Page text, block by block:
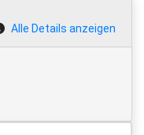
Alle Details anzeigen